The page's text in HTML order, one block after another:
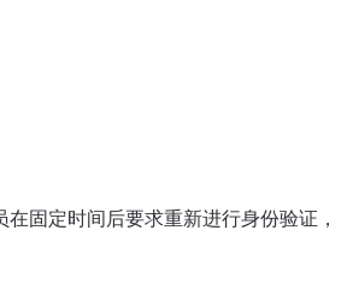
固定时间后要求重新进行身份验证，